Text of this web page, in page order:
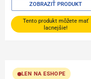
Tento produkt môžete mať
lacnejšie!
ZOBRAZIŤ PRODUKT
LEN NA ESHOPE